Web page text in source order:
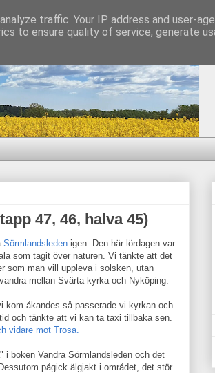
47, 46, halva 45)
Sörmlandsleden igen. Den här lördagen var
som tagit över naturen. Vi tänkte att det
som man vill uppleva i solsken, utan
mellan Svärta kyrka och Nyköping.
kom åkandes så passerade vi kyrkan och
och tänkte att vi kan ta taxi tillbaka sen.
vidare mot Trosa.
boken Vandra Sörmlandsleden och det
pågick älgjakt i området, det stör
traffic. Your IP address and user-
to ensure quality of service, generate